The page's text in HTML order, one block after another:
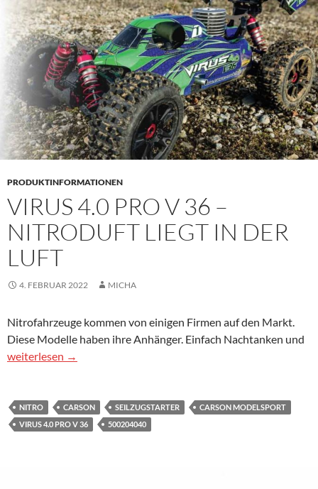
PRODUKTINFORMATIONEN
VIRUS 4.0 PRO V 36 –
NITRODUFT LIEGT IN DER
LUFT
4. FEBRUAR 2022 MICHA
Nitrofahrzeuge kommen von einigen Firmen auf den Markt.
Diese Modelle haben ihre Anhänger. Einfach Nachtanken und
Virus 4.0 Pro V 36 – Nitroduft liegt in der Luft
weiterlesen →
NITRO CARSON SEILZUGSTARTER
CARSON MODELSPORT
VIRUS 4.0 PRO V 36
500204040